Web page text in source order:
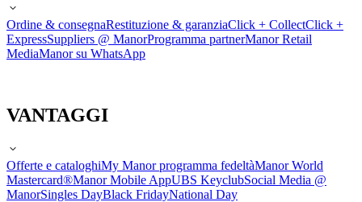
Ordine & consegnaRestituzione & garanziaClick + CollectClick +
ExpressSuppliers @ ManorProgramma partnerManor Retail
MediaManor su WhatsApp
VANTAGGI
Offerte e cataloghiMy Manor programma fedeltàManor World
Mastercard®Manor Mobile AppUBS KeyclubSocial Media @
ManorSingles DayBlack FridayNational Day